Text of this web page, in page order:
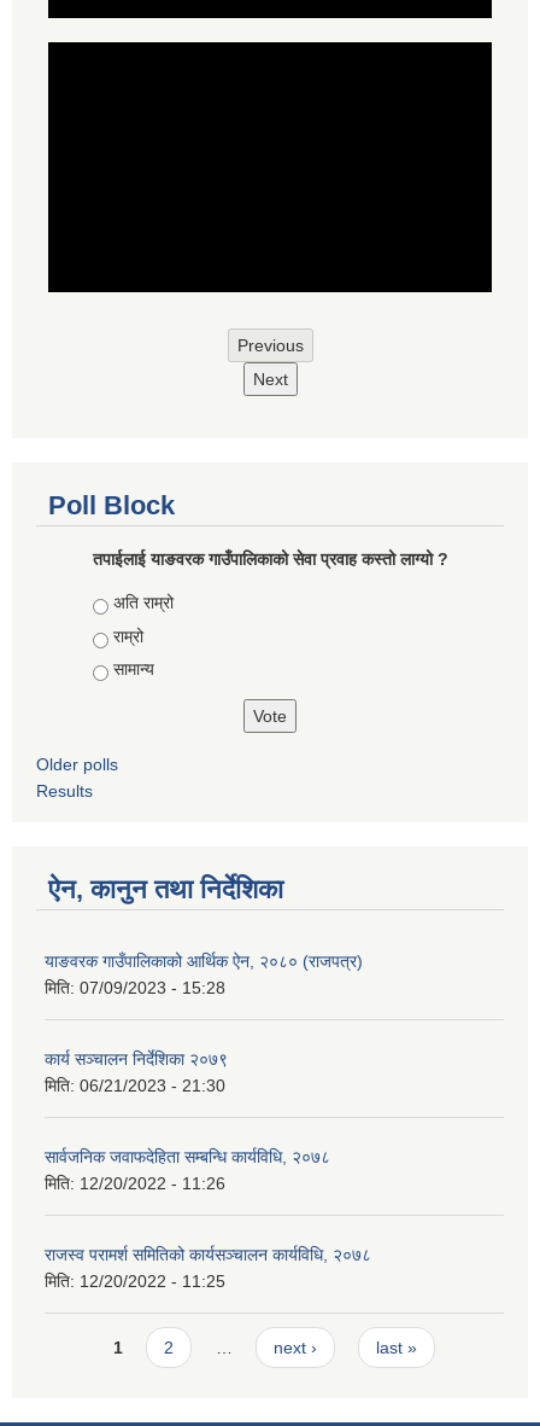
Previous
Next
Poll Block
तपाईलाई याङवरक गाउँपालिकाको सेवा प्रवाह कस्तो लाग्यो ?
Choices
अति राम्रो
राम्रो
सामान्य
Older polls
Results
ऐन, कानुन तथा निर्देशिका
याङवरक गाउँपालिकाको आर्थिक ऐन, २०८० (राजपत्र)
मिति: 07/09/2023 - 15:28
कार्य सञ्चालन निर्देशिका २०७९
मिति: 06/21/2023 - 21:30
सार्वजनिक जवाफदेहिता सम्बन्धि कार्यविधि, २०७८
मिति: 12/20/2022 - 11:26
राजस्व परामर्श समितिको कार्यसञ्चालन कार्यविधि, २०७८
मिति: 12/20/2022 - 11:25
Pages
1 2 next › last »